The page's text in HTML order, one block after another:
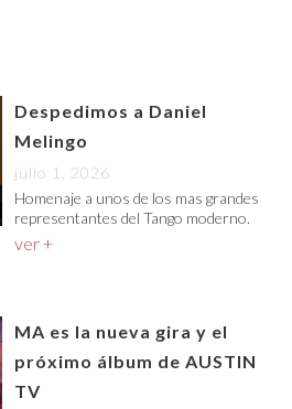
Despedimos a Daniel
Melingo
julio 1, 2026
Homenaje a unos de los mas grandes
representantes del Tango moderno.
ver +
MA es la nueva gira y el
próximo álbum de AUSTIN
TV